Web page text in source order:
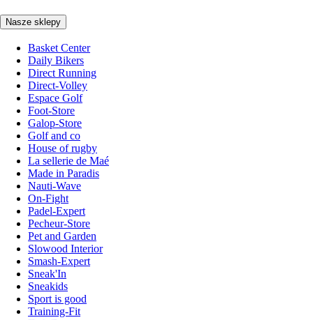
Nasze sklepy
Basket Center
Daily Bikers
Direct Running
Direct-Volley
Espace Golf
Foot-Store
Galop-Store
Golf and co
House of rugby
La sellerie de Maé
Made in Paradis
Nauti-Wave
On-Fight
Padel-Expert
Pecheur-Store
Pet and Garden
Slowood Interior
Smash-Expert
Sneak'In
Sneakids
Sport is good
Training-Fit